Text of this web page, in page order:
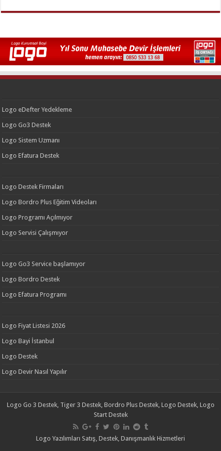
Logo eDefter Yedekleme
Logo Go3 Destek
Logo Sistem Uzmanı
Logo Efatura Destek
Logo Destek Firmaları
Logo Bordro Plus Eğitim Videoları
Logo Programı Açılmıyor
Logo Servisi Çalışmıyor
Logo Go3 Service başlamıyor
Logo Bordro Destek
Logo Efatura Programı
Logo Fiyat Listesi 2026
Logo Bayi İstanbul
Logo Destek
Logo Devir Nasıl Yapılır
Logo Go 3 Destek, Tiger 3 Destek, Bordro Plus Destek, Logo Destek, Logo
Start Destek
Logo Yazılımları Satış, Destek, Danışmanlık Hizmetleri